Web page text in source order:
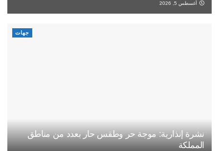
أغسطس 5, 2026
جهات
نشرة إنذارية: موجة حر وطقس حار بعدد من مناطق
المملكة